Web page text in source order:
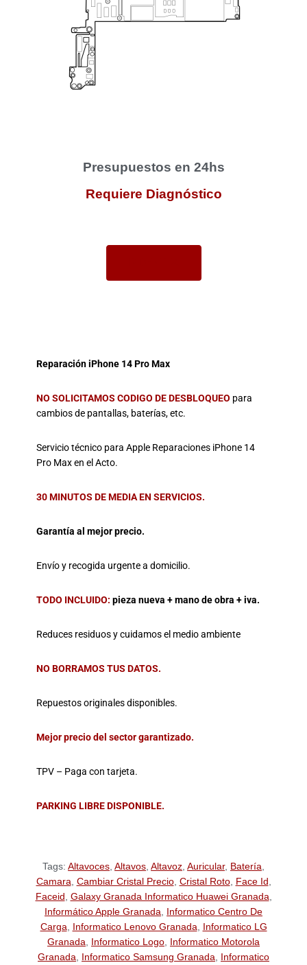
Presupuestos en 24hs
Requiere Diagnóstico
Reparación iPhone 14 Pro Max
NO SOLICITAMOS CODIGO DE DESBLOQUEO para
cambios de pantallas, baterías, etc.
Servicio técnico para Apple Reparaciones iPhone 14
Pro Max en el Acto.
30 MINUTOS DE MEDIA EN SERVICIOS.
Garantía al mejor precio.
Envío y recogida urgente a domicilio.
TODO INCLUIDO: pieza nueva + mano de obra + iva.
Reduces residuos y cuidamos el medio ambiente
NO BORRAMOS TUS DATOS.
Repuestos originales disponibles.
Mejor precio del sector garantizado.
TPV – Paga con tarjeta.
PARKING LIBRE DISPONIBLE.
Tags: Altavoces Altavos Altavoz Auricular, Batería
Camara Cambiar Cristal Precio, Cristal Roto, Face Id
Faceid Galaxy Granada Informatico Huawei Granada
Informático Apple Granada
Informatico Centro De
Carga
Informatico Lenovo Granada
Informatico LG
Granada
Informatico Logo Informatico Motorola
Granada
Informatico Samsung Granada Informatico